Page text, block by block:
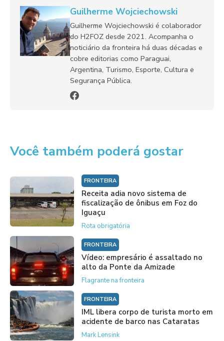
Guilherme Wojciechowski
Guilherme Wojciechowski é colaborador
do H2FOZ desde 2021. Acompanha o
noticiário da fronteira há duas décadas e
cobre editorias como Paraguai,
Argentina, Turismo, Esporte, Cultura e
Segurança Pública.
Você também poderá gostar
FRONTEIRA
Receita adia novo sistema de
fiscalização de ônibus em Foz do
Iguaçu
Rota obrigatória
FRONTEIRA
Vídeo: empresário é assaltado no
alto da Ponte da Amizade
Flagrante na fronteira
FRONTEIRA
IML libera corpo de turista morto em
acidente de barco nas Cataratas
Mark Lensink